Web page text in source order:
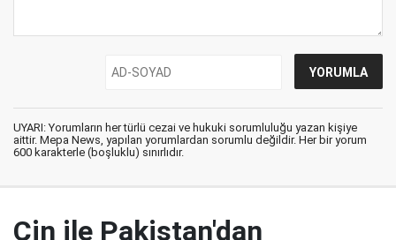
UYARI: Yorumların her türlü cezai ve hukuki sorumluluğu yazan kişiye
aittir. Mepa News, yapılan yorumlardan sorumlu değildir. Her bir yorum
600 karakterle (boşluklu) sınırlıdır.
Çin ile Pakistan'dan